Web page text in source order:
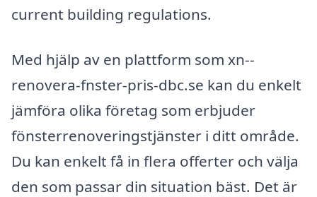
current building regulations.
Med hjälp av en plattform som xn--
renovera-fnster-pris-dbc.se kan du enkelt
jämföra olika företag som erbjuder
fönsterrenoveringstjänster i ditt område.
Du kan enkelt få in flera offerter och välja
den som passar din situation bäst. Det är